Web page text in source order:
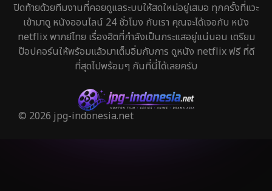
ปิดท้ายด้วยทีมงานที่คอยดูแลระบบให้สดใหม่อยู่เสมอ ทุกครั้งที่แวะ
เข้ามาดู หนังออนไลน์ 24 ชั่วโมง กับเรา คุณจะได้เจอกับ หนัง
netflix พากย์ไทย เรื่องฮิตที่กำลังเป็นกระแสอยู่แน่นอน เตรียม
ป๊อปคอร์นให้พร้อมแล้วมาเต็มอิ่มกับการ ดูหนัง netflix ฟรี ที่ดี
ที่สุดไปพร้อมๆ กันที่นี่ได้เลยครับ
© 2026 jpg-indonesia.net